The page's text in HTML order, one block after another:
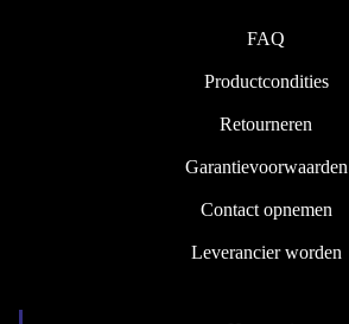
FAQ
Productcondities
Retourneren
Garantievoorwaarden
Contact opnemen
Leverancier worden